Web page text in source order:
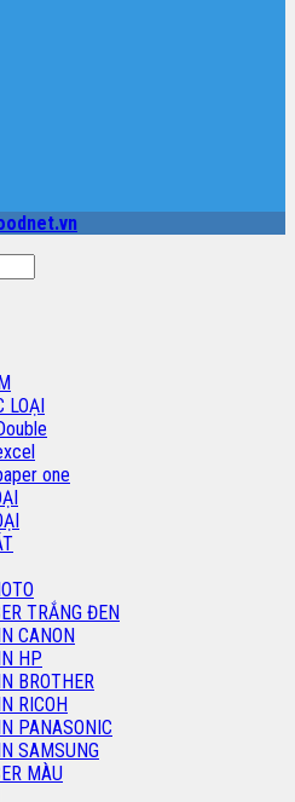
LOẠI
one
TRẮNG ĐEN
CANON
HP
BROTHER
RICOH
PANASONIC
SAMSUNG
MÀU